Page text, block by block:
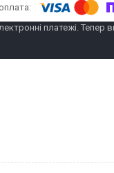
платежі.